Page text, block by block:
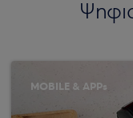
MOBILE & APPs